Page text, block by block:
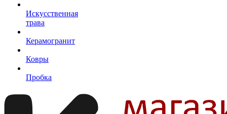
Искусственная
трава
Керамогранит
Ковры
Пробка